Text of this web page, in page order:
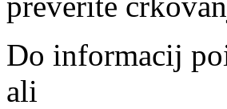
Do informacij
ali